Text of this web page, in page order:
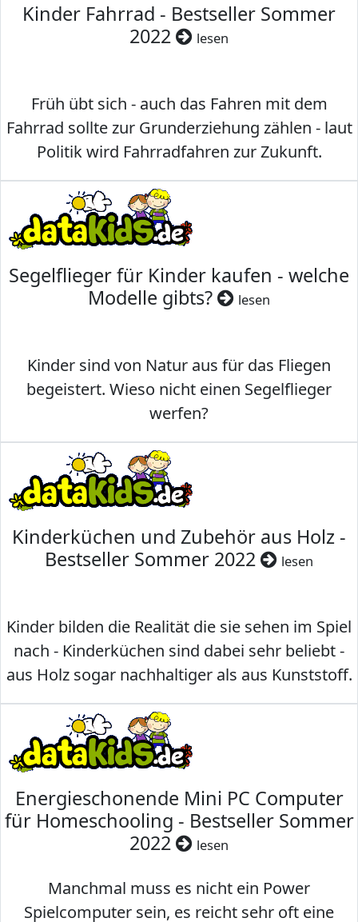
Kinder Fahrrad - Bestseller Sommer
2022
lesen
Früh übt sich - auch das Fahren mit dem
Fahrrad sollte zur Grunderziehung zählen - laut
Politik wird Fahrradfahren zur Zukunft.
Segelflieger für Kinder kaufen - welche
Modelle gibts?
lesen
Kinder sind von Natur aus für das Fliegen
begeistert. Wieso nicht einen Segelflieger
werfen?
Kinderküchen und Zubehör aus Holz -
Bestseller Sommer 2022
lesen
Kinder bilden die Realität die sie sehen im Spiel
nach - Kinderküchen sind dabei sehr beliebt -
aus Holz sogar nachhaltiger als aus Kunststoff.
Energieschonende Mini PC Computer
für Homeschooling - Bestseller Sommer
2022
lesen
Manchmal muss es nicht ein Power
Spielcomputer sein, es reicht sehr oft eine